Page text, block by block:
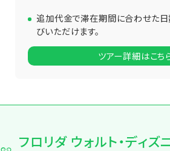
追加代金で滞在期間に合わせた日
びいただけます。
ツアー詳細はこち
フロリダ ウォルト・ディズ